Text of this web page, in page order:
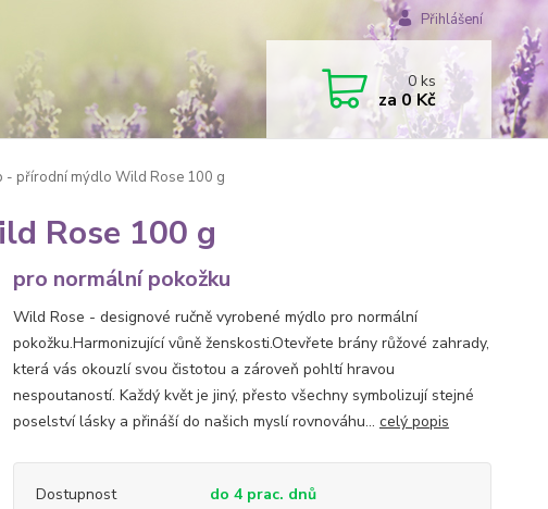
Přihlášení
0ks
za 0 Kč
- přírodní mýdlo Wild Rose 100 g
Rose 100 g
pro normální pokožku
Wild Rose - designové ručně vyrobené mýdlo pro normální
pokožku.Harmonizující vůně ženskosti.Otevřete brány růžové zahrady,
která vás okouzlí svou čistotou a zároveň pohltí hravou
nespoutaností. Každý květ je jiný, přesto všechny symbolizují stejné
poselství lásky a přináší do našich myslí rovnováhu... celý popis
Dostupnost
do 4 prac. dnů